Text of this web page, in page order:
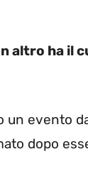
altro ha il
un evento
dopo